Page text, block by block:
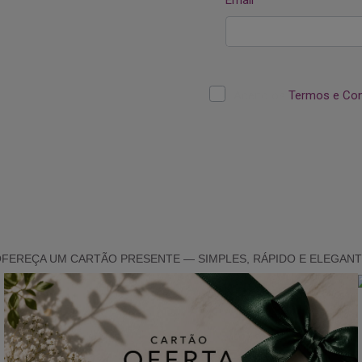
UM CARTÃO PRESENTE — SIMPLES, RÁPIDO E